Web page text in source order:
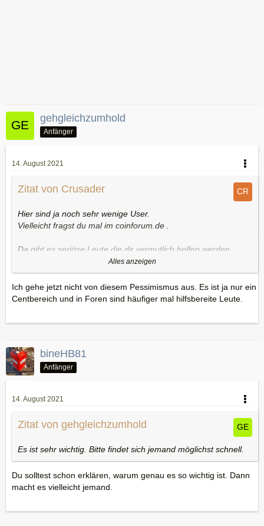
gehgleichzumhold
Anfänger
14. August 2021
Zitat von Crusader
Hier sind ja noch sehr wenige User.
Vielleicht fragst du mal im coinforum.de .
Da gibt es seriöse Leute die dir vermutlich helfen werden.
Aber natürlich wirst du in Vorleistung gehen müssen.
Niemand schickt dir BTC ohne vorher das Geld zu sehen,
auch wenn es nur wenig ist.
Alles anzeigen
Ich gehe jetzt nicht von diesem Pessimismus aus. Es ist ja nur ein
Centbereich und in Foren sind häufiger mal hilfsbereite Leute.
bineHB81
Anfänger
14. August 2021
Zitat von gehgleichzumhold
Es ist sehr wichtig. Bitte findet sich jemand möglichst schnell.
Du solltest schon erklären, warum genau es so wichtig ist. Dann
macht es vielleicht jemand.